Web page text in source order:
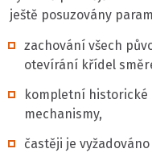
ještě posuzovány
zachování všech
otevírání křídel
kompletní historické
mechanismy,
častěji je